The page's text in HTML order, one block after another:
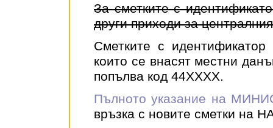
За сметките с
други приходи за
Сметките с
които се внасят местни
попълва код 44XXXX.
Пълното указание на
връзка с новите сметки на